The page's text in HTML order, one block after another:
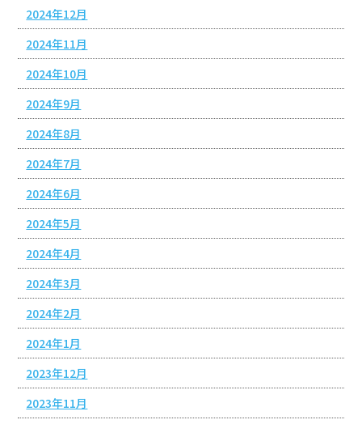
2024年12月
2024年11月
2024年10月
2024年9月
2024年8月
2024年7月
2024年6月
2024年5月
2024年4月
2024年3月
2024年2月
2024年1月
2023年12月
2023年11月